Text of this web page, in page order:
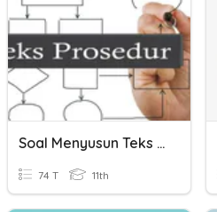
Soal Menyusun Teks Prosedur
74 T 11th